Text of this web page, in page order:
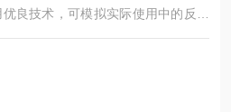
良技术，可模拟实际使用中的反复
得出测试结果。广泛应用于皮革制